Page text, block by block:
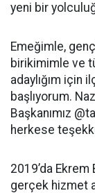
yeni bir
Emeğimle,
birikimimle ve
adaylığım için
başlıyorum.
Başkanımız
herkese
2019’da Ekrem
gerçek hizmet